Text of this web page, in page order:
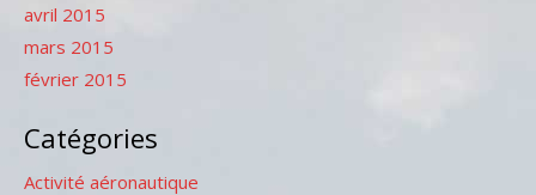
avril 2015
mars 2015
février 2015
Catégories
Activité aéronautique